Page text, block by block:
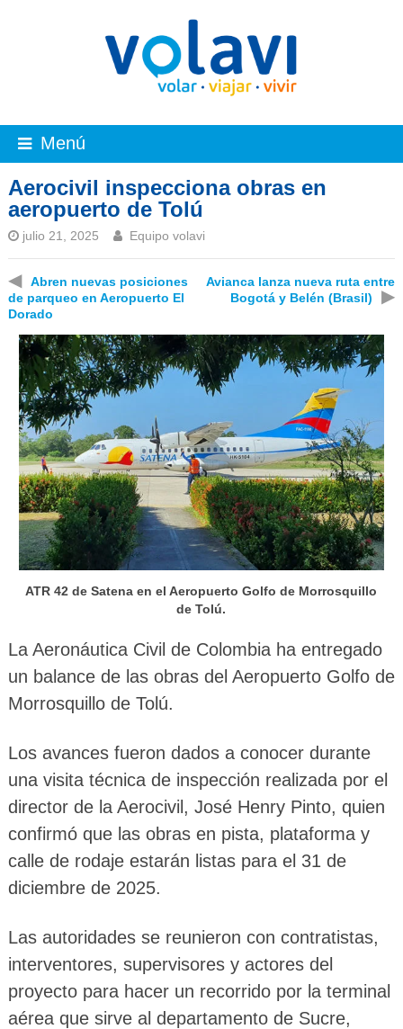
Menú
Aerocivil inspecciona obras en
aeropuerto de Tolú
julio 21, 2025 Equipo volavi
◀
Abren nuevas posiciones
de parqueo en Aeropuerto El
Dorado
Avianca lanza nueva ruta entre
Bogotá y Belén (Brasil)
▶
ATR 42 de Satena en el Aeropuerto Golfo de Morrosquillo
de Tolú.
La Aeronáutica Civil de Colombia ha entregado
un balance de las obras del Aeropuerto Golfo de
Morrosquillo de Tolú.
Los avances fueron dados a conocer durante
una visita técnica de inspección realizada por el
director de la Aerocivil, José Henry Pinto, quien
confirmó que las obras en pista, plataforma y
calle de rodaje estarán listas para el 31 de
diciembre de 2025.
Las autoridades se reunieron con contratistas,
interventores, supervisores y actores del
proyecto para hacer un recorrido por la terminal
aérea que sirve al departamento de Sucre,